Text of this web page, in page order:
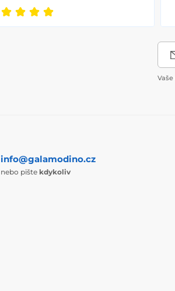
Vaše
info@galamodino.cz
nebo pište kdykoliv